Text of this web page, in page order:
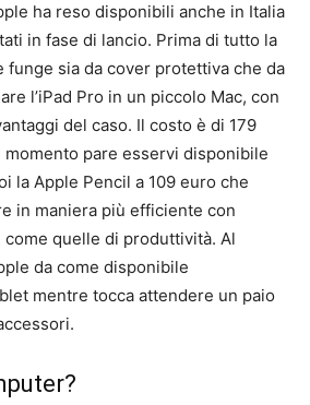
ha reso disponibili anche in Italia
in fase di lancio. Prima di tutto la
funge sia da cover protettiva che da
l’iPad Pro in un piccolo Mac, con
del caso. Il costo è di 179
pare esservi disponibile
la Apple Pencil a 109 euro che
in maniera più efficiente con
come quelle di produttività. Al
da come disponibile
mentre tocca attendere un paio